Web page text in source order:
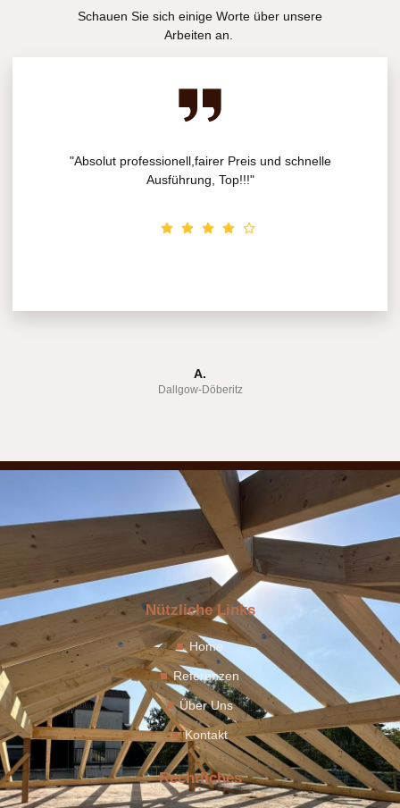
Schauen Sie sich einige Worte über unsere
Arbeiten an.
A.
Dallgow-Döberitz
"Absolut professionell,fairer Preis und schnelle
Ausführung, Top!!!"
Nützliche Links
Home
Referenzen
Über Uns
Kontakt
Rechtliches